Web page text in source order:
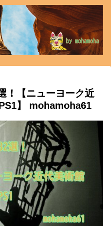
！【ニューヨーク近
】 mohamoha61